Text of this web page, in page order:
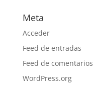
Meta
Acceder
Feed de entradas
Feed de comentarios
WordPress.org